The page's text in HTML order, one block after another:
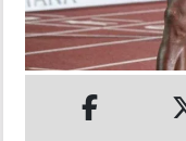
MULTIMEDIA